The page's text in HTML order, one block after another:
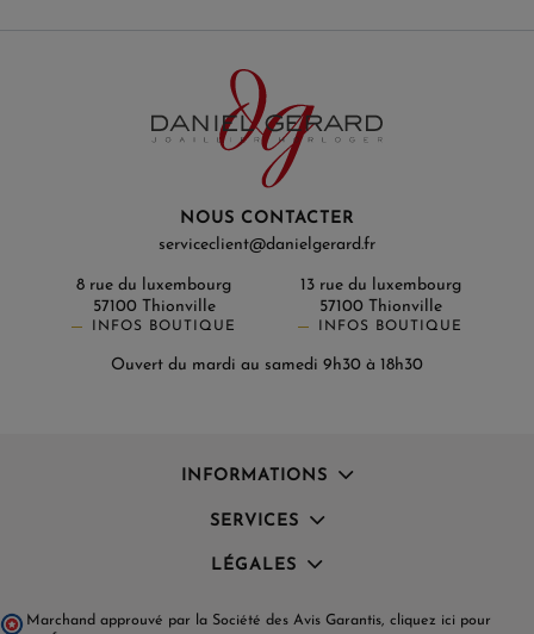
NOUS CONTACTER
serviceclient@danielgerard.fr
8 rue du luxembourg
57100 Thionville
INFOS BOUTIQUE
13 rue du luxembourg
57100 Thionville
INFOS BOUTIQUE
Ouvert du mardi au samedi 9h30 à 18h30
INFORMATIONS
SERVICES
LÉGALES
Marchand approuvé par la Société des Avis Garantis, cliquez ici pour